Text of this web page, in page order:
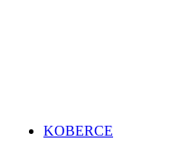
KOBERCE